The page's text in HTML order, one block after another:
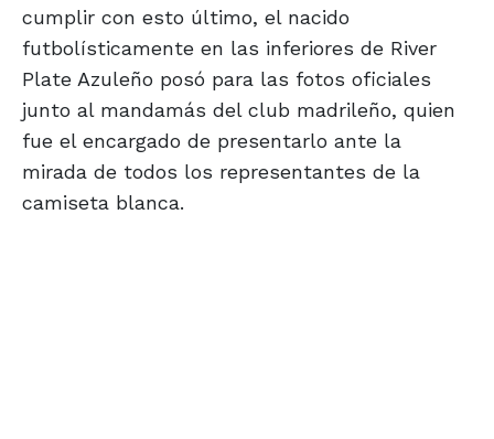
cumplir con esto último, el nacido
futbolísticamente en las inferiores de River
Plate Azuleño posó para las fotos oficiales
junto al mandamás del club madrileño, quien
fue el encargado de presentarlo ante la
mirada de todos los representantes de la
camiseta blanca.